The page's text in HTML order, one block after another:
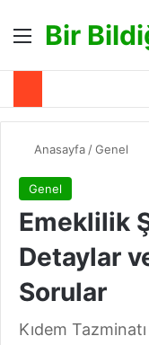
Menü
Bir
Anasayfa /Genel
Genel
Emeklilik
Detaylar
Sorular
Kıdem